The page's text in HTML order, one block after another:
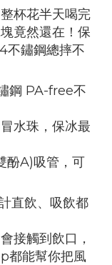
杯花半天喝完
竟然還在！保
不鏽鋼總摔不
鋼 PA-free不
水珠，保冰最
酚A)吸管，可
直飲、吸飲都
接觸到飲口，
都能幫你把風